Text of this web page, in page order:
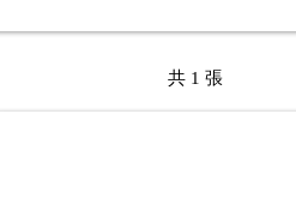
共 1 張